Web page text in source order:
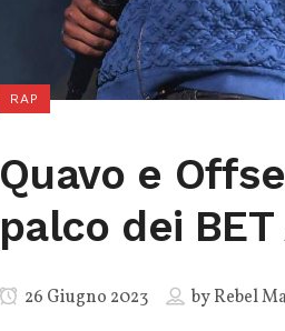
RAP
Quavo e
palco dei
26 Giugno 2023 byRebel